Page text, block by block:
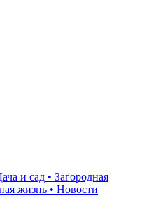
и сад • Загородная
жизнь • Новости